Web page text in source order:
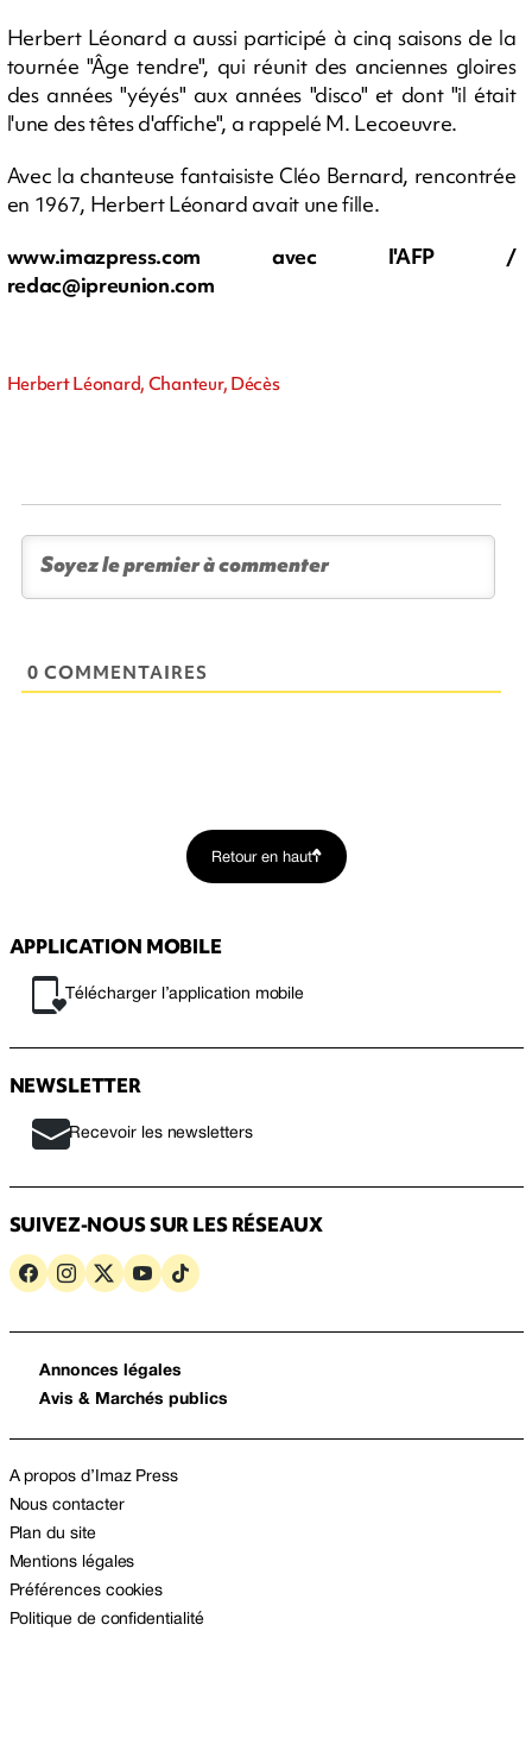
Herbert Léonard a aussi participé à cinq saisons de la
tournée "Âge tendre", qui réunit des anciennes gloires
des années "yéyés" aux années "disco" et dont "il était
l'une des têtes d'affiche", a rappelé M. Lecoeuvre.
Avec la chanteuse fantaisiste Cléo Bernard, rencontrée
en 1967, Herbert Léonard avait une fille.
www.imazpress.com avec l'AFP /
redac@ipreunion.com
Herbert Léonard, Chanteur, Décès
0 COMMENTAIRES
Retour en haut
APPLICATION MOBILE
Télécharger l’application mobile
NEWSLETTER
Recevoir les newsletters
SUIVEZ-NOUS SUR LES RÉSEAUX
Annonces légales
Avis & Marchés publics
A propos d’Imaz Press
Nous contacter
Plan du site
Mentions légales
Préférences cookies
Politique de confidentialité